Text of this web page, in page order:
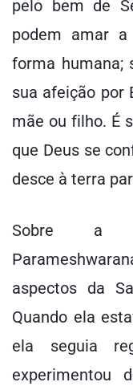
pelo bem de
podem amar
forma humana;
sua afeição por
mãe ou filho. É
que Deus se
desce à terra
Sobre a
aspectos da
Quando ela
ela seguia
experimentou